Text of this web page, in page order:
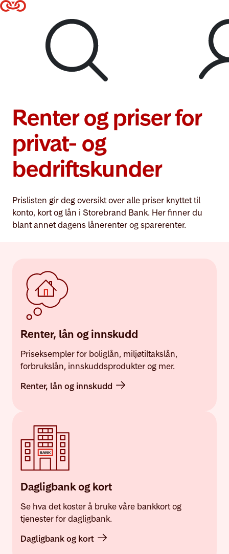
Til hovedmeny
Lenke til forsiden
Renter og priser for
privat- og
bedriftskunder
Prislisten gir deg oversikt over alle priser knyttet til
konto, kort og lån i Storebrand Bank. Her finner du
blant annet dagens lånerenter og sparerenter.
Renter, lån og innskudd
Priseksempler for boliglån, miljøtiltakslån,
forbrukslån, innskuddsprodukter og mer.
Renter, lån og innskudd
Dagligbank og kort
Se hva det koster å bruke våre bankkort og
tjenester for dagligbank.
Dagligbank og kort